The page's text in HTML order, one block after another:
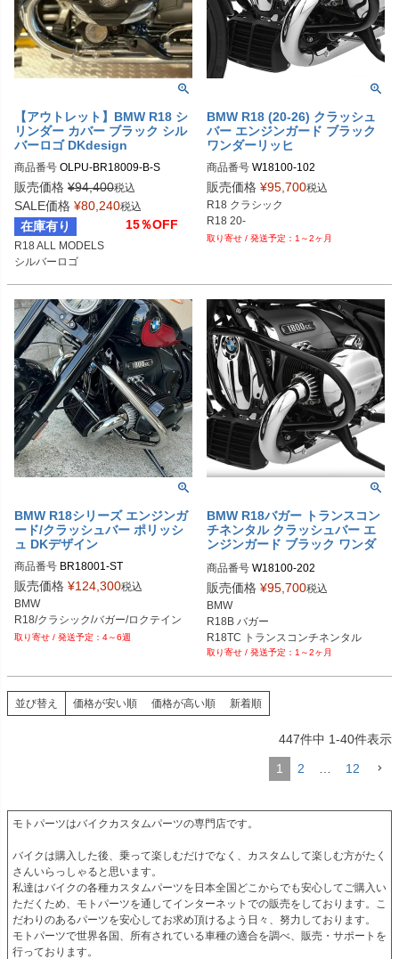
【アウトレット】BMW R18 シ
リンダー カバー ブラック シル
バーロゴ DKdesign
商品番号 OLPU-BR18009-B-S
販売価格 ¥94,400税込
SALE価格 ¥80,240税込
在庫有り 15％OFF
R18 ALL MODELS
シルバーロゴ
BMW R18 (20-26) クラッシュ
バー エンジンガード ブラック
ワンダーリッヒ
商品番号 W18100-102
販売価格 ¥95,700税込
R18 クラシック
R18 20-
1～2ヶ月
BMW R18シリーズ エンジンガ
ード/クラッシュバー ポリッシ
ュ DKデザイン
商品番号 BR18001-ST
販売価格 ¥124,300税込
BMW
R18/クラシック/バガー/ロクテイン
4～6週
BMW R18バガー トランスコン
チネンタル クラッシュバー エ
ンジンガード ブラック ワンダ
商品番号 W18100-202
販売価格 ¥95,700税込
BMW
R18B バガー
R18TC トランスコンチネンタル
1～2ヶ月
並び替え 価格が安い順 価格が高い順 新着順
447件中 1-40件表示
1 2 12
モトパーツはバイクカスタムパーツの専門店です。
バイクは購入した後、乗って楽しむだけでなく、カスタムして楽しむ方がたく
さんいらっしゃると思います。
私達はバイクの各種カスタムパーツを日本全国どこからでも安心してご購入い
ただくため、モトパーツを通してインターネットでの販売をしております。こ
だわりのあるパーツを安心してお求め頂けるよう日々、努力しております。
モトパーツで世界各国、所有されている車種の適合を調べ、販売・サポートを
行っております。